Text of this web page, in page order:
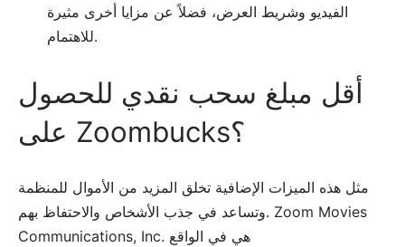
الفيديو وشريط العرض، فضلاً عن مزايا أخرى مثيرة
للاهتمام.
أقل مبلغ سحب نقدي للحصول
على Zoombucks؟
مثل هذه الميزات الإضافية تخلق المزيد من الأموال للمنظمة
وتساعد في جذب الأشخاص والاحتفاظ بهم. Zoom Movies
Communications, Inc. هي في الواقع